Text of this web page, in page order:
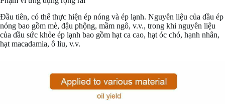
Đầu tiên, có thể thực hiện ép nóng và ép lạnh. Nguyên liệu của dầu ép
nóng bao gồm mè, đậu phộng, mầm ngô, v.v., trong khi nguyên liệu
của dầu sức khỏe ép lạnh bao gồm hạt ca cao, hạt óc chó, hạnh nhân,
hạt macadamia, ô liu, v.v.